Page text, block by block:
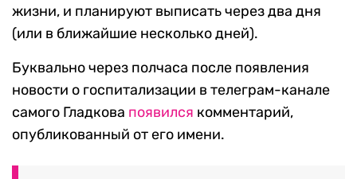
жизни, и планируют выписать через два дня
(или в ближайшие несколько дней).
Буквально через полчаса после появления
новости о госпитализации в телеграм-канале
самого Гладкова появился комментарий,
опубликованный от его имени.